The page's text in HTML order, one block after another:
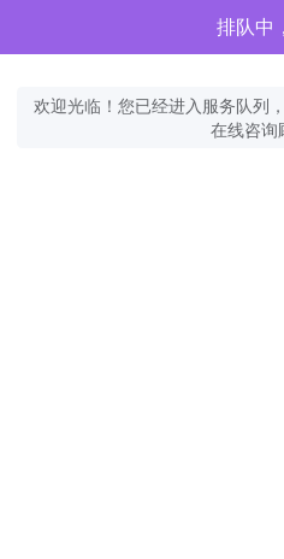
排队中
欢迎光临！您已经进入服务队列
在线咨询